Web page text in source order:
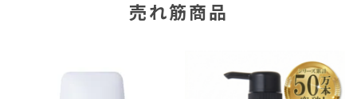
売れ筋商品